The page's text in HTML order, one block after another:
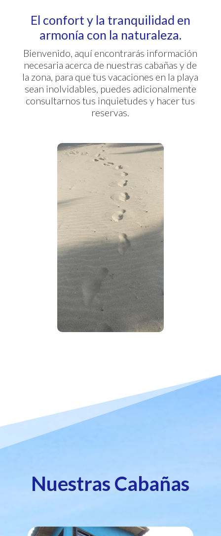
El confort y la tranquilidad en
armonía con la naturaleza.
Bienvenido, aquí encontrarás información
necesaria acerca de nuestras cabañas y de
la zona, para que tus vacaciones en la playa
sean inolvidables, puedes adicionalmente
consultarnos tus inquietudes y hacer tus
reservas.
Nuestras Cabañas